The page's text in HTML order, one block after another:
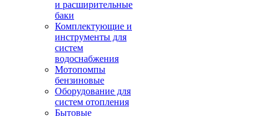
и расширительные
баки
Комплектующие и
инструменты для
систем
водоснабжения
Мотопомпы
бензиновые
Оборудование для
систем отопления
Бытовые